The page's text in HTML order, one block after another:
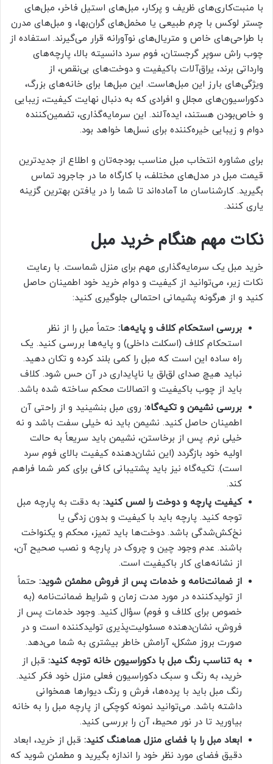
با منبت‌کاری‌های ظریف و پرکار، مبل‌های استیل فاخر، مبل‌های
چستر لوکس با چرم طبیعی یا مخمل‌های گران‌بها، و مبل‌های مدرن
با طراحی‌های خاص و متریال‌های نوآورانه قرار می‌گیرند. استفاده از
چوب راش سوپر گرجستان، فوم سرد دانسیته بالا، پارچه‌های
وارداتی برند، یراق‌آلات باکیفیت و دوخت‌های بی‌نقص، از
ویژگی‌های بارز این مبل‌هاست. این مبل‌ها برای خانه‌های بزرگ،
دکوراسیون‌های مجلل و افرادی که به دنبال نهایت کیفیت، زیبایی
و خاص‌بودن هستند، ایده‌آلند. این سرمایه‌گذاری، تضمین‌کننده
دوام و زیبایی خیره‌کننده برای نسل‌ها خواهد بود.
برای مشاوره انتخاب مبل مناسب بودجه‌تان و اطلاع از جدیدترین
قیمت مبل در مدل‌های مختلف، با کارگاه ما در جاجرود تماس
بگیرید. کارشناسان ما آماده‌اند تا شما را در یافتن بهترین گزینه
یاری کنند.
نکات مهم هنگام خرید مبل
خرید مبل یک سرمایه‌گذاری مهم برای منزل شماست. با رعایت
نکات زیر، می‌توانید از کیفیت و دوام خرید خود اطمینان حاصل
کنید و از هرگونه پشیمانی احتمالی جلوگیری کنید:
بررسی استحکام کلاف و پایه‌ها: حتماً مبل را از نظر
استحکام کلاف (اسکلت داخلی) و پایه‌ها بررسی کنید. یک
راه ساده این است که مبل را کمی بلند کرده و تکان دهید.
نباید هیچ صدای لق‌لق یا ناپایداری در آن حس شود. کلاف
باید از چوب باکیفیت و اتصالات محکم ساخته شده باشد.
بررسی نشیمن و تکیه‌گاه: روی مبل بنشینید و از راحتی آن
اطمینان حاصل کنید. نشیمن باید نه خیلی سفت باشد و نه
خیلی نرم. پس از برخاستن، نشیمن باید سریعاً به حالت
اولیه خود بازگردد (این نشان‌دهنده کیفیت بالای فوم سرد
است). تکیه‌گاه نیز باید پشتیبانی کافی برای کمر شما فراهم
کند.
کیفیت پارچه و دوخت را لمس کنید: به دقت به پارچه مبل
توجه کنید. پارچه باید با کیفیت و بدون زدگی یا
نخ‌کش‌شدگی باشد. دوخت‌ها باید تمیز، محکم و یکنواخت
باشند. عدم وجود چین و چروک در پارچه و نصب صحیح آن،
از نشانه‌های کار باکیفیت است.
از ضمانت‌نامه و خدمات پس از فروش مطمئن شوید: حتماً
از تولیدکننده در مورد مدت زمان و شرایط ضمانت‌نامه (به
خصوص برای کلاف و فوم) سؤال کنید. وجود خدمات پس از
فروش، نشان‌دهنده مسئولیت‌پذیری تولیدکننده است و در
صورت بروز مشکل، آرامش خاطر بیشتری به شما می‌دهد.
به تناسب رنگ مبل با دکوراسیون خانه توجه کنید: قبل از
خرید، به رنگ و سبک دکوراسیون فعلی منزل خود فکر کنید.
رنگ مبل باید با پرده‌ها، فرش و رنگ دیوارها همخوانی
داشته باشد. می‌توانید نمونه کوچکی از پارچه مبل را به خانه
بیاورید تا در نور محیط، آن را بررسی کنید.
ابعاد مبل را با فضای منزل هماهنگ کنید: قبل از خرید، ابعاد
دقیق فضای مورد نظر خود را اندازه بگیرید و مطمئن شوید که